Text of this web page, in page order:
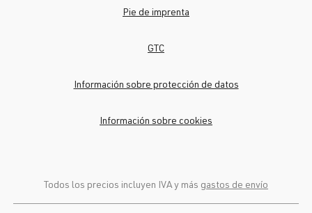
Todos los precios incluyen IVA y más gastos de envío
Pie de imprenta
GTC
Información sobre protección de datos
Información sobre cookies